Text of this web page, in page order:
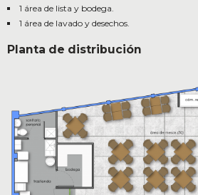
1 área de lista y bodega.
1 área de lavado y desechos.
Planta de distribución